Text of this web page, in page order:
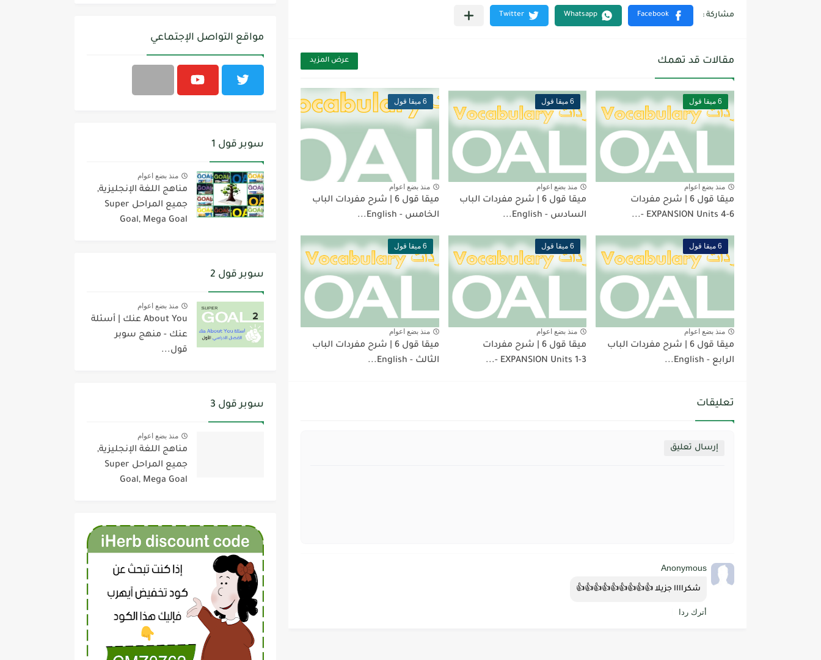
مقالات قد تهمك عرض المزيد
6 ميقا قول
منذ بضع اعوام
ميقا قول 6 | شرح مفردات
EXPANSION Units 4-6 -...
6 ميقا قول
منذ بضع اعوام
ميقا قول 6 | شرح مفردات الباب
السادس - English...
6 ميقا قول
منذ بضع اعوام
ميقا قول 6 | شرح مفردات الباب
الخامس - English...
6 ميقا قول
منذ بضع اعوام
ميقا قول 6 | شرح مفردات الباب
الرابع - English...
6 ميقا قول
منذ بضع اعوام
ميقا قول 6 | شرح مفردات
EXPANSION Units 1-3 -...
6 ميقا قول
منذ بضع اعوام
ميقا قول 6 | شرح مفردات الباب
الثالث - English...
تعليقات
إرسال تعليق
Anonymous
شكراااا جزيلا 👍👍👍👍👍👍👍👍👍
أترك ردا
مواقع التواصل الإجتماعي
سوبر قول 1
منذ بضع اعوام
مناهج اللغة الإنجليزية,
جميع المراحل Super
Goal, Mega Goal
سوبر قول 2
منذ بضع اعوام
About You عنك | أسئلة
عنك - منهج سوبر
قول...
سوبر قول 3
منذ بضع اعوام
مناهج اللغة الإنجليزية,
جميع المراحل Super
Goal, Mega Goal